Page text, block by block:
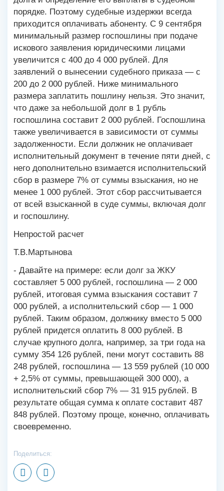
порядке. Поэтому судебные издержки всегда
приходится оплачивать абоненту. С 9 сентября
минимальный размер госпошлины при подаче
искового заявления юридическими лицами
увеличится с 400 до 4 000 рублей. Для
заявлений о вынесении судебного приказа — с
200 до 2 000 рублей. Ниже минимального
размера заплатить пошлину нельзя. Это значит,
что даже за небольшой долг в 1 рубль
госпошлина составит 2 000 рублей. Госпошлина
также увеличивается в зависимости от суммы
задолженности. Если должник не оплачивает
исполнительный документ в течение пяти дней, с
него дополнительно взимается исполнительский
сбор в размере 7% от суммы взыскания, но не
менее 1 000 рублей. Этот сбор рассчитывается
от всей взысканной в суде суммы, включая долг
и госпошлину.
Непростой расчет
Т.В.Мартынова
- Давайте на примере: если долг за ЖКУ
составляет 5 000 рублей, госпошлина — 2 000
рублей, итоговая сумма взыскания составит 7
000 рублей, а исполнительский сбор — 1 000
рублей. Таким образом, должнику вместо 5 000
рублей придется оплатить 8 000 рублей. В
случае крупного долга, например, за три года на
сумму 354 126 рублей, пени могут составить 88
248 рублей, госпошлина — 13 559 рублей (10 000
+ 2,5% от суммы, превышающей 300 000), а
исполнительский сбор 7% — 31 915 рублей. В
результате общая сумма к оплате составит 487
848 рублей. Поэтому проще, конечно, оплачивать
своевременно.
Поделиться: